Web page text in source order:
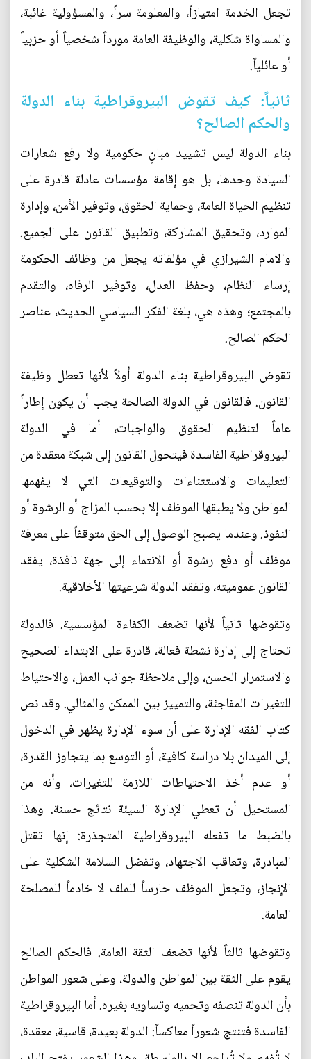
تجعل الخدمة امتيازاً، والمعلومة سراً، والمسؤولية غائبة،
والمساواة شكلية، والوظيفة العامة مورداً شخصياً أو حزبياً
أو عائلياً.
ثانياً: كيف تقوض البيروقراطية بناء الدولة
والحكم الصالح؟
بناء الدولة ليس تشييد مبانٍ حكومية ولا رفع شعارات
السيادة وحدها، بل هو إقامة مؤسسات عادلة قادرة على
تنظيم الحياة العامة، وحماية الحقوق، وتوفير الأمن، وإدارة
الموارد، وتحقيق المشاركة، وتطبيق القانون على الجميع.
والامام الشيرازي في مؤلفاته يجعل من وظائف الحكومة
إرساء النظام، وحفظ العدل، وتوفير الرفاه، والتقدم
بالمجتمع؛ وهذه هي، بلغة الفكر السياسي الحديث، عناصر
الحكم الصالح.
تقوض البيروقراطية بناء الدولة أولاً لأنها تعطل وظيفة
القانون. فالقانون في الدولة الصالحة يجب أن يكون إطاراً
عاماً لتنظيم الحقوق والواجبات، أما في الدولة
البيروقراطية الفاسدة فيتحول القانون إلى شبكة معقدة من
التعليمات والاستثناءات والتوقيعات التي لا يفهمها
المواطن ولا يطبقها الموظف إلا بحسب المزاج أو الرشوة أو
النفوذ. وعندما يصبح الوصول إلى الحق متوقفاً على معرفة
موظف أو دفع رشوة أو الانتماء إلى جهة نافذة، يفقد
القانون عموميته، وتفقد الدولة شرعيتها الأخلاقية.
وتقوضها ثانياً لأنها تضعف الكفاءة المؤسسية. فالدولة
تحتاج إلى إدارة نشطة فعالة، قادرة على الابتداء الصحيح
والاستمرار الحسن، وإلى ملاحظة جوانب العمل، والاحتياط
للتغيرات المفاجئة، والتمييز بين الممكن والمثالي. وقد نص
كتاب الفقه الإدارة على أن سوء الإدارة يظهر في الدخول
إلى الميدان بلا دراسة كافية، أو التوسع بما يتجاوز القدرة،
أو عدم أخذ الاحتياطات اللازمة للتغيرات، وأنه من
المستحيل أن تعطي الإدارة السيئة نتائج حسنة. وهذا
بالضبط ما تفعله البيروقراطية المتجذرة: إنها تقتل
المبادرة، وتعاقب الاجتهاد، وتفضل السلامة الشكلية على
الإنجاز، وتجعل الموظف حارساً للملف لا خادماً للمصلحة
العامة.
وتقوضها ثالثاً لأنها تضعف الثقة العامة. فالحكم الصالح
يقوم على الثقة بين المواطن والدولة، وعلى شعور المواطن
بأن الدولة تنصفه وتحميه وتساويه بغيره. أما البيروقراطية
الفاسدة فتنتج شعوراً معاكساً: الدولة بعيدة، قاسية، معقدة،